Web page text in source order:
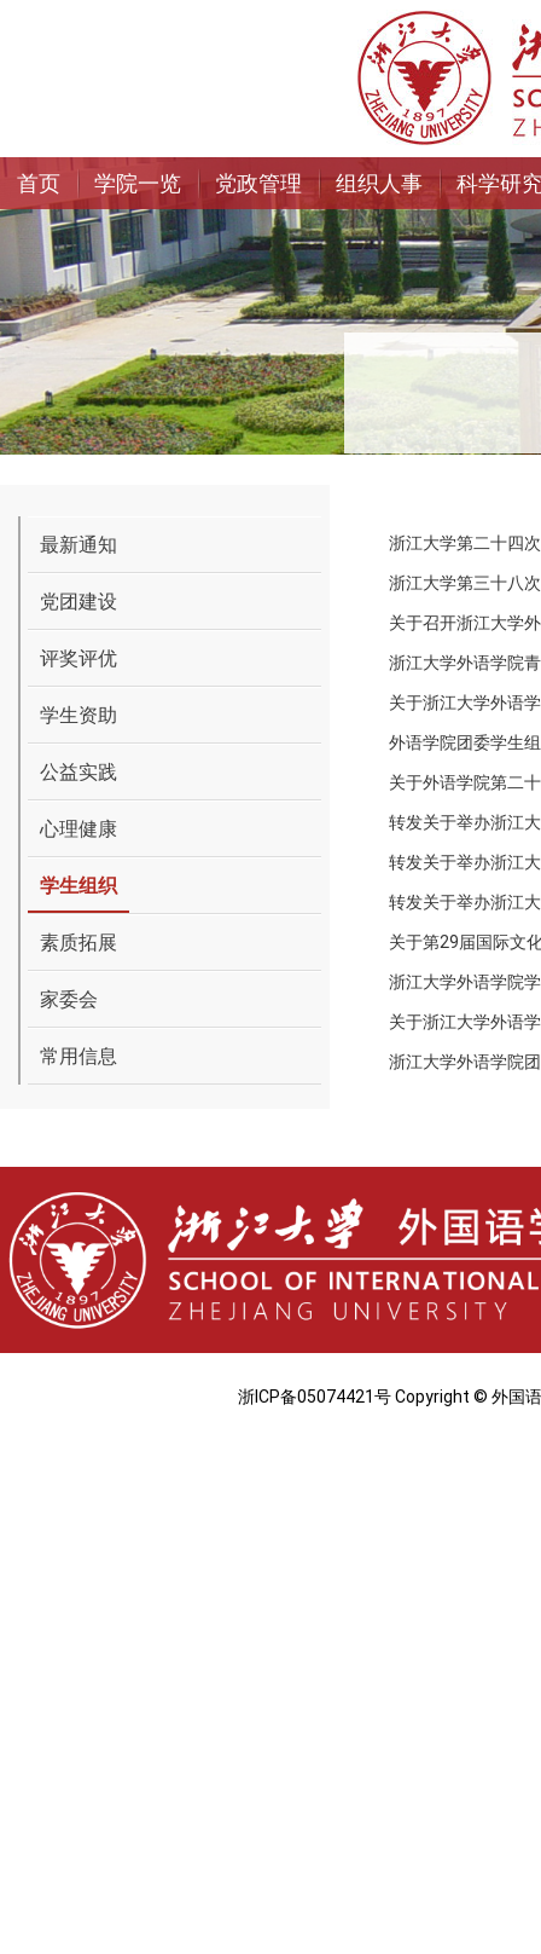
首页 学院一览 党政管理 组织人事 科学研
最新通知
党团建设
评奖评优
学生资助
公益实践
心理健康
学生组织
素质拓展
家委会
常用信息
浙江大学第二十四
浙江大学第三十八
关于召开浙江大学
浙江大学外语学院
关于浙江大学外语
外语学院团委学生
关于外语学院第二
转发关于举办浙江
转发关于举办浙江
转发关于举办浙江
关于第29届国际文
浙江大学外语学院
关于浙江大学外语
浙江大学外语学院
浙ICP备05074421号 Copyright © 外国